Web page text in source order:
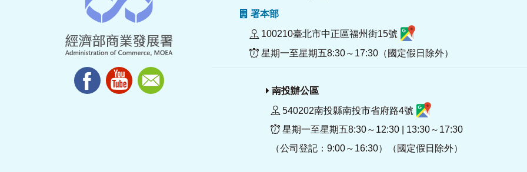
署本部
100210臺北市中正區福州街15號
星期一至星期五8:30～17:30（國定假日除外）
南投辦公區
540202南投縣南投市省府路4號
星期一至星期五8:30～12:30 | 13:30～17:30
（公司登記：9:00～16:30）（國定假日除外）